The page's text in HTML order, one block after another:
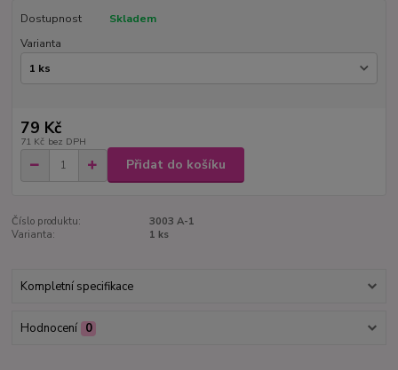
Dostupnost
Skladem
Varianta
79 Kč
71 Kč bez DPH
Přidat do košíku
Číslo produktu:
3003 A-1
Varianta:
1 ks
Kompletní specifikace
Hodnocení 0